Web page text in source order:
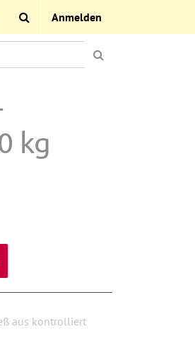
Anmelden
kg
aus kontrolliert